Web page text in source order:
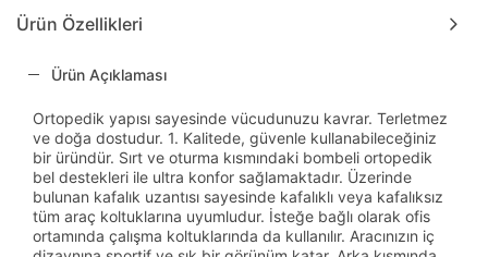
Ürün Özellikleri
Ürün Açıklaması
Ortopedik yapısı sayesinde vücudunuzu kavrar. Terletmez
ve doğa dostudur. 1. Kalitede, güvenle kullanabileceğiniz
bir üründür. Sırt ve oturma kısmındaki bombeli ortopedik
bel destekleri ile ultra konfor sağlamaktadır. Üzerinde
bulunan kafalık uzantısı sayesinde kafalıklı veya kafalıksız
tüm araç koltuklarına uyumludur. İsteğe bağlı olarak ofis
ortamında çalışma koltuklarında da kullanılır. Aracınızın iç